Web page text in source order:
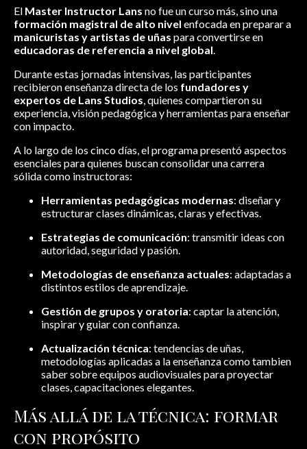
El Master Instructor Lans no fue un curso más, sino una
formación magistral de alto nivel enfocada en preparar a
manicuristas y artistas de uñas para convertirse en
educadoras de referencia a nivel global
Durante estas jornadas intensivas, las participantes
recibieron enseñanza directa de los fundadores y
expertos de Lans Studios , quienes compartieron su
experiencia, visión pedagógica y herramientas para enseñar
con impacto.
A lo largo de los cinco días, el programa presentó aspectos
esenciales para quienes buscan consolidar una carrera
sólida como instructoras:
Herramientas pedagógicas modernas: diseñar y
estructurar clases dinámicas, claras y efectivas.
Estrategias de comunicación: transmitir ideas con
autoridad, seguridad y pasión.
Metodologías de enseñanza actuales: adaptadas a
distintos estilos de aprendizaje.
Gestión de grupos y oratoria: captar la atención,
inspirar y guiar con confianza.
Actualización técnica: tendencias de uñas,
metodologías aplicadas a la enseñanza como tambien
saber sobre equipos audiovisuales para proyectar
clases, capacitaciones elegantes.
Más allá de la técnica: formar
con propósito